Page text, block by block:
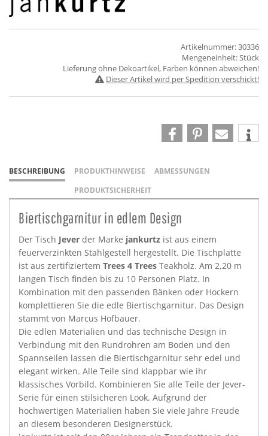
Artikelnummer: 30336
Mengeneinheit: Stück
Lieferung ohne Dekoartikel, Farben können abweichen!
Dieser Artikel wird per Spedition verschickt!
BESCHREIBUNG PRODUKTHINWEISE
ABMESSUNGEN
PRODUKTSICHERHEIT
Biertischgarnitur in edlem Design
Der Tisch Jever der Marke jankurtz ist aus einem
feuerverzinkten Stahlgestell hergestellt. Die Tischplatte
ist aus zertifiziertem Trees 4 Trees Teakholz. Am 2,20 m
langen Tisch finden bis zu 10 Personen Platz. In
Kombination mit den passenden Bänken oder Hockern
komplettieren Sie die edle Biertischgarnitur. Das Design
stammt von Marcus Hofbauer.
Die edlen Materialien und das technische Design in
Verbindung mit den Rundrohren am Boden und den
Spannseilen lassen die Biertischgarnitur sehr edel und
elegant wirken. Alle Teile sind klappbar wie ihr
klassisches Vorbild. Kombinieren Sie alle Teile der Jever-
Serie für einen stilsicheren Look. Aufgrund der
hochwertigen Materialien haben Sie viele Jahre Freude
an diesem besonderen Designerstück.